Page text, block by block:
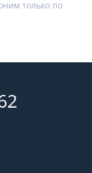
только по